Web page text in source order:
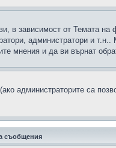
в зависимост от Темата
администратори и
мнения и да ви върнат
администраторите са
съобщения